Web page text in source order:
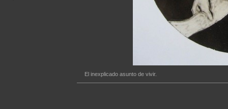
El inexplicado asunto de vivir.